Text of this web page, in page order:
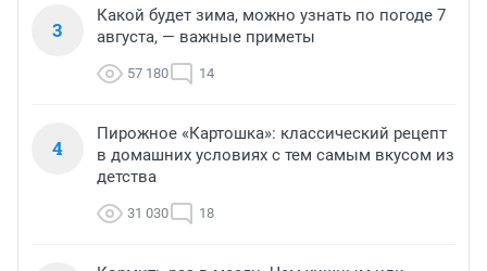
3
Какой будет зима, можно узнать по погоде 7
августа, — важные приметы
57 180 14
4
Пирожное «Картошка»: классический рецепт
в домашних условиях с тем самым вкусом из
детства
31 030 18